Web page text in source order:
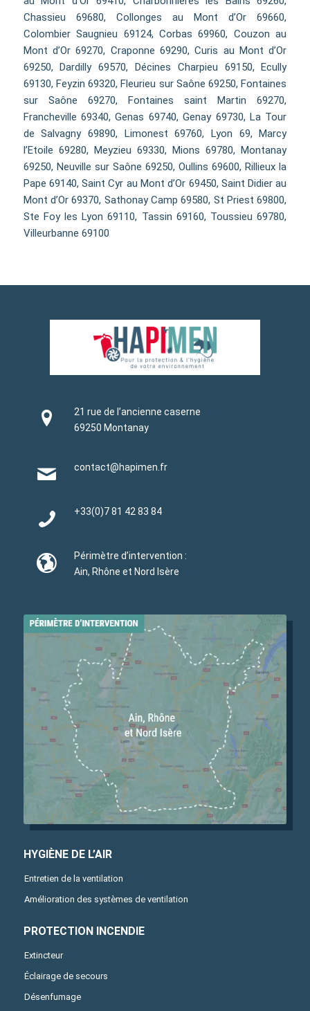
Chassieu 69680, Collonges au Mont d’Or 69660,
Colombier Saugnieu 69124, Corbas 69960, Couzon au
Mont d’Or 69270, Craponne 69290, Curis au Mont d’Or
69250, Dardilly 69570, Décines Charpieu 69150, Ecully
69130, Feyzin 69320, Fleurieu sur Saône 69250, Fontaines
sur Saône 69270, Fontaines saint Martin 69270,
Francheville 69340, Genas 69740, Genay 69730, La Tour
de Salvagny 69890, Limonest 69760, Lyon 69, Marcy
l’Etoile 69280, Meyzieu 69330, Mions 69780, Montanay
69250, Neuville sur Saône 69250, Oullins 69600, Rillieux la
Pape 69140, Saint Cyr au Mont d’Or 69450, Saint Didier au
Mont d’Or 69370, Sathonay Camp 69580, St Priest 69800,
Ste Foy les Lyon 69110, Tassin 69160, Toussieu 69780,
Villeurbanne 69100
21 rue de l’ancienne caserne
69250 Montanay
contact@hapimen.fr
+33(0)7 81 42 83 84
Périmètre d’intervention :
Ain, Rhône et Nord Isère
HYGIÈNE DE L’AIR
Entretien de la ventilation
Amélioration des systèmes de ventilation
PROTECTION INCENDIE
Extincteur
Éclairage de secours
Désenfumage